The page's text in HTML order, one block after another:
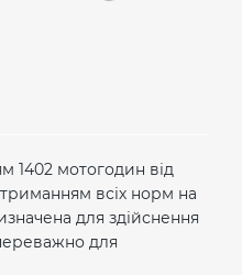
1402 мотогодин від
всіх норм на
для здійснення
для